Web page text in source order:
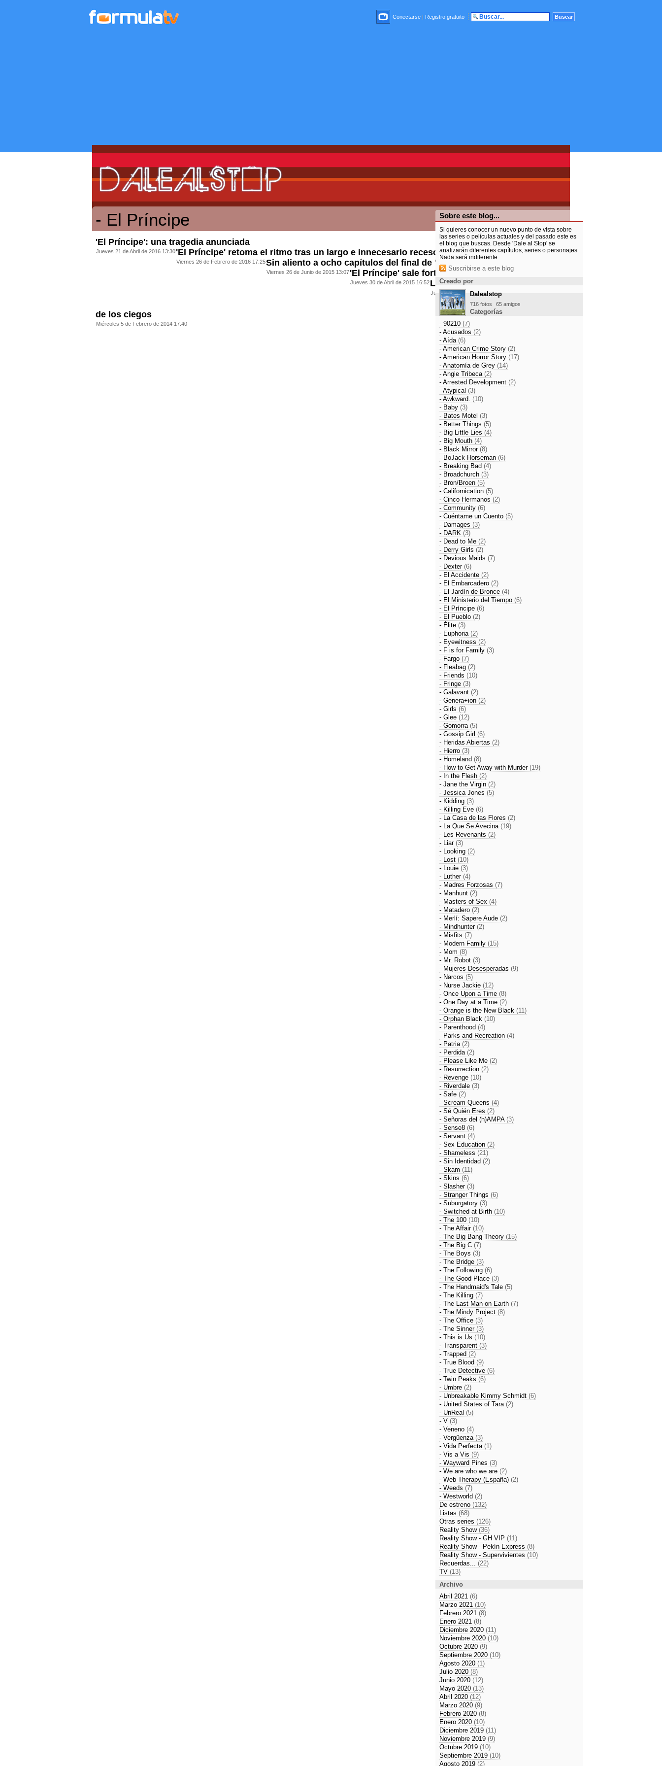
Conectarse | Registro gratuito
- El Príncipe
'El Príncipe': una tragedia anunciada
Jueves 21 de Abril de 2016 13:30'El Príncipe' retoma el ritmo tras un largo e innecesario receso
Viernes 26 de Febrero de 2016 17:25Sin aliento a ocho capítulos del final de 'El Príncipe'
Viernes 26 de Junio de 2015 13:07'El Príncipe' sale fortalecido en el principio de su fin
Jueves 30 de Abril de 2015 16:52Larga vida a 'El Príncipe'
Jueves 8 de Mayo de 2014 10:39
tuerto en el país
de los ciegos
Miércoles 5 de Febrero de 2014 17:40
Sobre este blog...
Si quieres conocer un nuevo punto de vista sobre
las series o películas actuales y del pasado este es
el blog que buscas. Desde 'Dale al Stop' se
analizarán diferentes capítulos, series o personajes.
Nada será indiferente
Suscribirse a este blog
Creado por
Dalealstop
716 fotos 65 amigos
Categorías
- 90210 (7)
- Acusados (2)
- Aída (6)
- American Crime Story (2)
- American Horror Story (17)
- Anatomía de Grey (14)
- Angie Tribeca (2)
- Arrested Development (2)
- Atypical (3)
- Awkward. (10)
- Baby (3)
- Bates Motel (3)
- Better Things (5)
- Big Little Lies (4)
- Big Mouth (4)
- Black Mirror (8)
- BoJack Horseman (6)
- Breaking Bad (4)
- Broadchurch (3)
- Bron/Broen (5)
- Californication (5)
- Cinco Hermanos (2)
- Community (6)
- Cuéntame un Cuento (5)
- Damages (3)
- DARK (3)
- Dead to Me (2)
- Derry Girls (2)
- Devious Maids (7)
- Dexter (6)
- El Accidente (2)
- El Embarcadero (2)
- El Jardín de Bronce (4)
- El Ministerio del Tiempo (6)
- El Príncipe (6)
- El Pueblo (2)
- Élite (3)
- Euphoria (2)
- Eyewitness (2)
- F is for Family (3)
- Fargo (7)
- Fleabag (2)
- Friends (10)
- Fringe (3)
- Galavant (2)
- Genera+ion (2)
- Girls (6)
- Glee (12)
- Gomorra (5)
- Gossip Girl (6)
- Heridas Abiertas (2)
- Hierro (3)
- Homeland (8)
- How to Get Away with Murder (19)
- In the Flesh (2)
- Jane the Virgin (2)
- Jessica Jones (5)
- Kidding (3)
- Killing Eve (6)
- La Casa de las Flores (2)
- La Que Se Avecina (19)
- Les Revenants (2)
- Liar (3)
- Looking (2)
- Lost (10)
- Louie (3)
- Luther (4)
- Madres Forzosas (7)
- Manhunt (2)
- Masters of Sex (4)
- Matadero (2)
- Merlí: Sapere Aude (2)
- Mindhunter (2)
- Misfits (7)
- Modern Family (15)
- Mom (8)
- Mr. Robot (3)
- Mujeres Desesperadas (9)
- Narcos (5)
- Nurse Jackie (12)
- Once Upon a Time (8)
- One Day at a Time (2)
- Orange is the New Black (11)
- Orphan Black (10)
- Parenthood (4)
- Parks and Recreation (4)
- Patria (2)
- Perdida (2)
- Please Like Me (2)
- Resurrection (2)
- Revenge (10)
- Riverdale (3)
- Safe (2)
- Scream Queens (4)
- Sé Quién Eres (2)
- Señoras del (h)AMPA (3)
- Sense8 (6)
- Servant (4)
- Sex Education (2)
- Shameless (21)
- Sin Identidad (2)
- Skam (11)
- Skins (6)
- Slasher (3)
- Stranger Things (6)
- Suburgatory (3)
- Switched at Birth (10)
- The 100 (10)
- The Affair (10)
- The Big Bang Theory (15)
- The Big C (7)
- The Boys (3)
- The Bridge (3)
- The Following (6)
- The Good Place (3)
- The Handmaid's Tale (5)
- The Killing (7)
- The Last Man on Earth (7)
- The Mindy Project (8)
- The Office (3)
- The Sinner (3)
- This is Us (10)
- Transparent (3)
- Trapped (2)
- True Blood (9)
- True Detective (6)
- Twin Peaks (6)
- Umbre (2)
- Unbreakable Kimmy Schmidt (6)
- United States of Tara (2)
- UnReal (5)
- V (3)
- Veneno (4)
- Vergüenza (3)
- Vida Perfecta (1)
- Vis a Vis (9)
- Wayward Pines (3)
- We are who we are (2)
- Web Therapy (España) (2)
- Weeds (7)
- Westworld (2)
De estreno (132)
Listas (68)
Otras series (126)
Reality Show (36)
Reality Show - GH VIP (11)
Reality Show - Pekín Express (8)
Reality Show - Supervivientes (10)
Recuerdas... (22)
TV (13)
Archivo
Abril 2021 (6)
Marzo 2021 (10)
Febrero 2021 (8)
Enero 2021 (8)
Diciembre 2020 (11)
Noviembre 2020 (10)
Octubre 2020 (9)
Septiembre 2020 (10)
Agosto 2020 (1)
Julio 2020 (8)
Junio 2020 (12)
Mayo 2020 (13)
Abril 2020 (12)
Marzo 2020 (9)
Febrero 2020 (8)
Enero 2020 (10)
Diciembre 2019 (11)
Noviembre 2019 (9)
Octubre 2019 (10)
Septiembre 2019 (10)
Agosto 2019 (2)